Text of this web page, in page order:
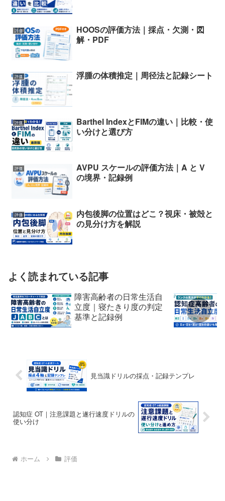
評価
HOOSの評価方法｜採点・欠測・図
解・PDF
評価 浮腫の体積推定｜周径法と記録シート
評価
Barthel IndexとFIMの違い｜比較・使
い分けと選び方
評価
AVPU スケールの評価方法｜A と V
の境界・記録例
評価
内包後脚の位置はどこ？視床・被殻と
の見分け方を解説
よく読まれている記事
障害高齢者の日常生活自
立度｜寝たきり度の判定
基準と記録例
見当識ドリルの採点・記録テンプレ
認知症 OT｜注意課題と遂行速度ドリルの
使い分け
ホーム 評価